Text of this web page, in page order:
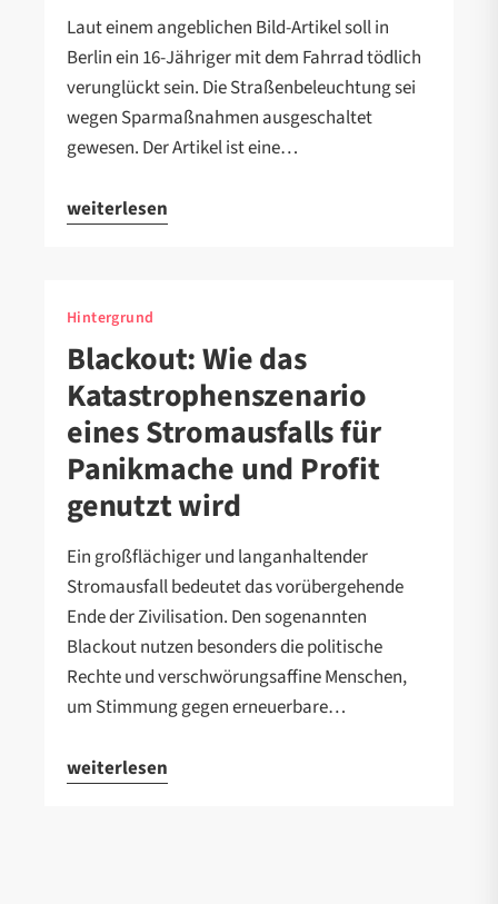
Laut einem angeblichen Bild-Artikel soll in
Berlin ein 16-Jähriger mit dem Fahrrad tödlich
verunglückt sein. Die Straßenbeleuchtung sei
wegen Sparmaßnahmen ausgeschaltet
gewesen. Der Artikel ist eine…
weiterlesen
Hintergrund
Blackout: Wie das
Katastrophenszenario
eines Stromausfalls für
Panikmache und Profit
genutzt wird
Ein großflächiger und langanhaltender
Stromausfall bedeutet das vorübergehende
Ende der Zivilisation. Den sogenannten
Blackout nutzen besonders die politische
Rechte und verschwörungsaffine Menschen,
um Stimmung gegen erneuerbare…
weiterlesen